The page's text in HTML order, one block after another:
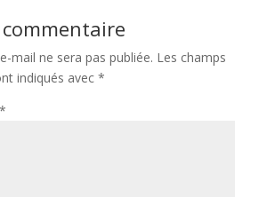
mail ne sera pas publiée. Les champs
indiqués avec *
*